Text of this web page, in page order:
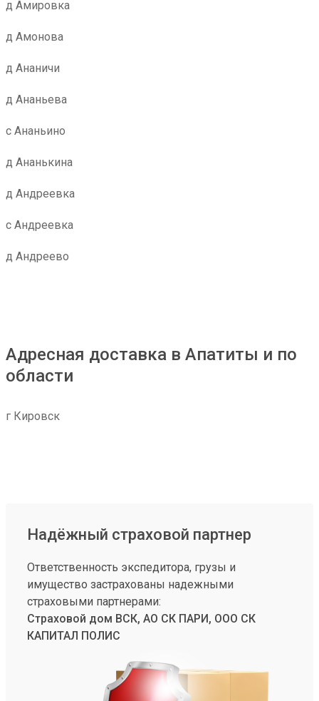
д Амировка
д Амонова
д Ананичи
д Ананьева
с Ананьино
д Ананькина
д Андреевка
с Андреевка
д Андреево
Адресная доставка в Апатиты и по
области
г Кировск
Надёжный страховой партнер
Ответственность экспедитора, грузы и
имущество застрахованы надежными
страховыми партнерами:
Страховой дом ВСК, АО СК ПАРИ, ООО СК
КАПИТАЛ ПОЛИС